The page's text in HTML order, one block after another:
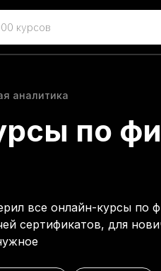
аналитика
по
все онлайн-курсы по
сертификатов, для